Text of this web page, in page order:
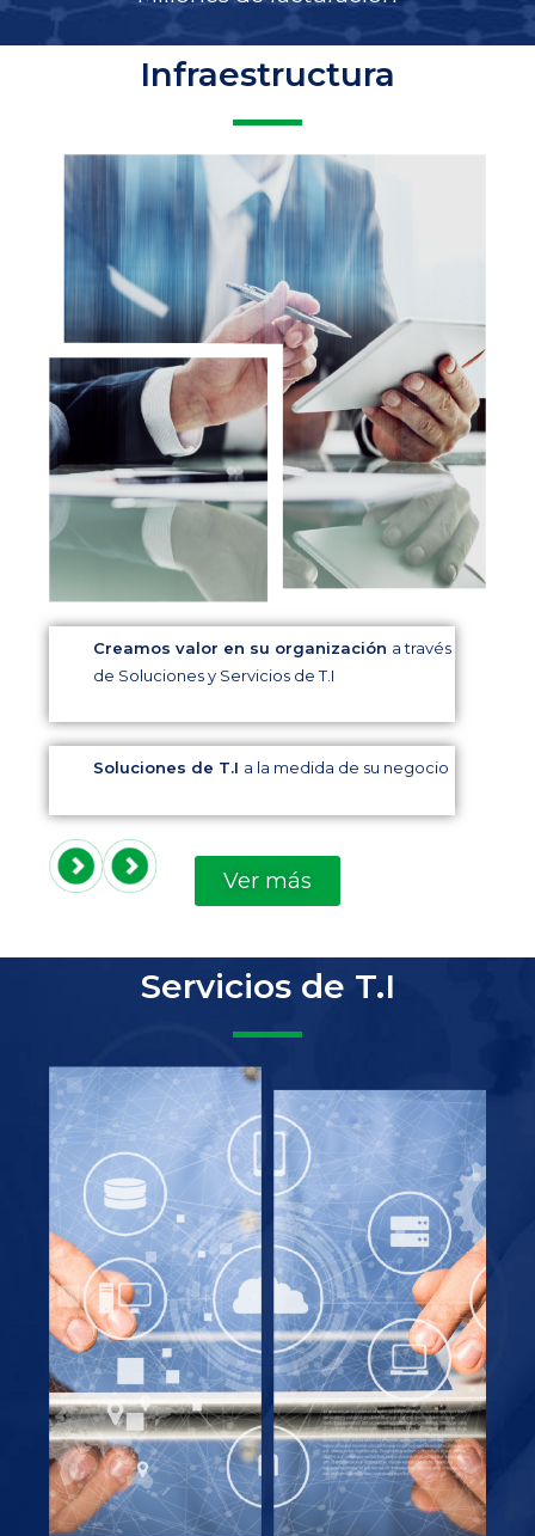
Infraestructura
Creamos valor en su organización a través
de Soluciones y Servicios de T.I
Soluciones de T.I a la medida de su negocio
Ver más
Servicios de T.I